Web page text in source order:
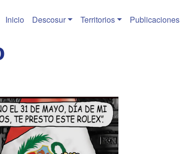
Inicio Descosur Territorios Publicaciones